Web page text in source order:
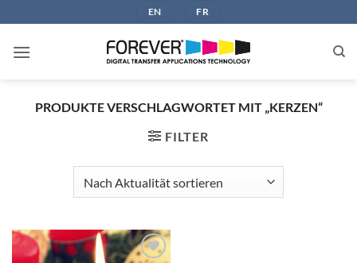
Inhalt
springen
EN FR
PRODUKTE VERSCHLAGWORTET MIT „KERZEN“
FILTER